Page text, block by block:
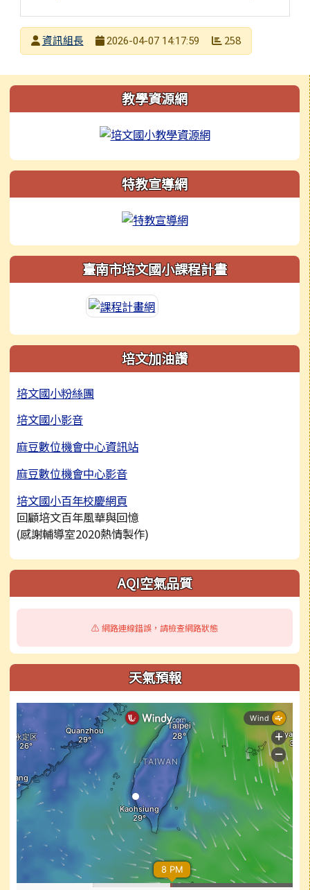
發布者
資訊組長
2026-04-07 14:17:59 258
左邊區域內容 教學資源網
特教宣導網
臺南市培文國小課程計畫
培文加油讚
培文國小粉絲團
培文國小影音
麻豆數位機會中心資訊站
麻豆數位機會中心影音
培文國小百年校慶網頁
回顧培文百年風華與回憶
(感謝輔導室2020熱情製作)
右邊區域內容 AQI空氣品質
⚠️ 網路連線錯誤，請檢查網路狀態
天氣預報